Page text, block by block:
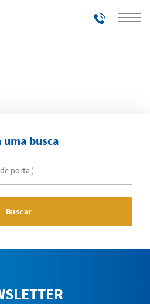
Telefones
uma busca
Buscar